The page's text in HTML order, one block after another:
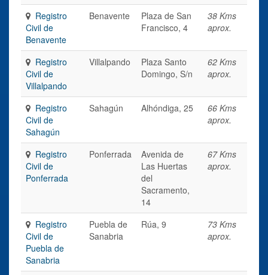
Registro
Civil de
Benavente
Benavente
Plaza de San
Francisco, 4
38 Kms
aprox.
Registro
Civil de
Villalpando
Villalpando
Plaza Santo
Domingo, S/n
62 Kms
aprox.
Registro
Civil de
Sahagún
Sahagún Alhóndiga, 25
66 Kms
aprox.
Registro
Civil de
Ponferrada
Ponferrada
Avenida de
Las Huertas
del
Sacramento,
14
67 Kms
aprox.
Registro
Civil de
Puebla de
Sanabria
Puebla de
Sanabria
Rúa, 9
73 Kms
aprox.